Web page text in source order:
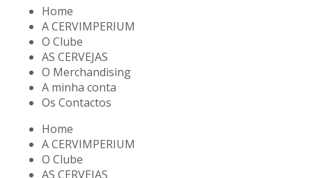
Home
A CERVIMPERIUM
O Clube
AS CERVEJAS
O Merchandising
A minha conta
Os Contactos
Home
A CERVIMPERIUM
O Clube
AS CERVEJAS